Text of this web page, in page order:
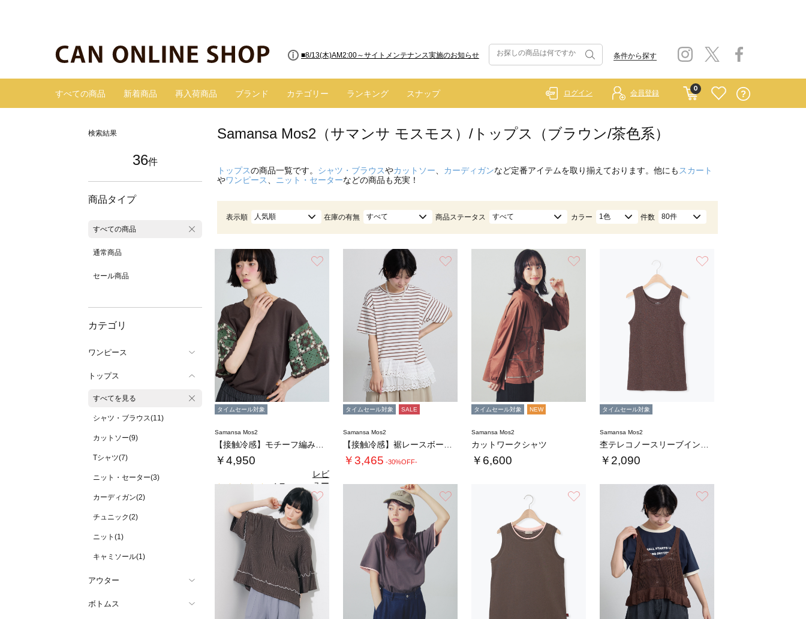
■【お知らせ】ヤマト運輸の配送遅延・停止について 条件から探す
すべての商品 新着商品 再入荷商品 ブランド カテゴリー ランキング スナップ
0
ログイン 会員登録
検索結果
36件
商品タイプ
すべての商品
通常商品
セール商品
カテゴリ
ワンピース
トップス
すべてを見る
シャツ・ブラウス(11)
カットソー(9)
Tシャツ(7)
ニット・セーター(3)
カーディガン(2)
チュニック(2)
ニット(1)
キャミソール(1)
アウター
ボトムス
Samansa Mos2（サマンサ モスモス）/トップス（ブラウン/茶色系）
トップスの商品一覧です。 シャツ・ブラウスやカットソー カーディガンなど定番アイテムを取り揃えております。他にも スカート
やワンピース ニット・セーターなどの商品も充実！
表示順 人気順 在庫の有無 すべて 商品ステータス すべて カラー 1色 件数 80件
タイムセール対象
Samansa Mos2
￥4,950
4.7 （3）
レビ
ュー
を見
る
タイムセール対象 SALE
Samansa Mos2
￥3,465 -30%OFF-
タイムセール対象 NEW
Samansa Mos2
カットワークシャツ
￥6,600
タイムセール対象
Samansa Mos2
￥2,090